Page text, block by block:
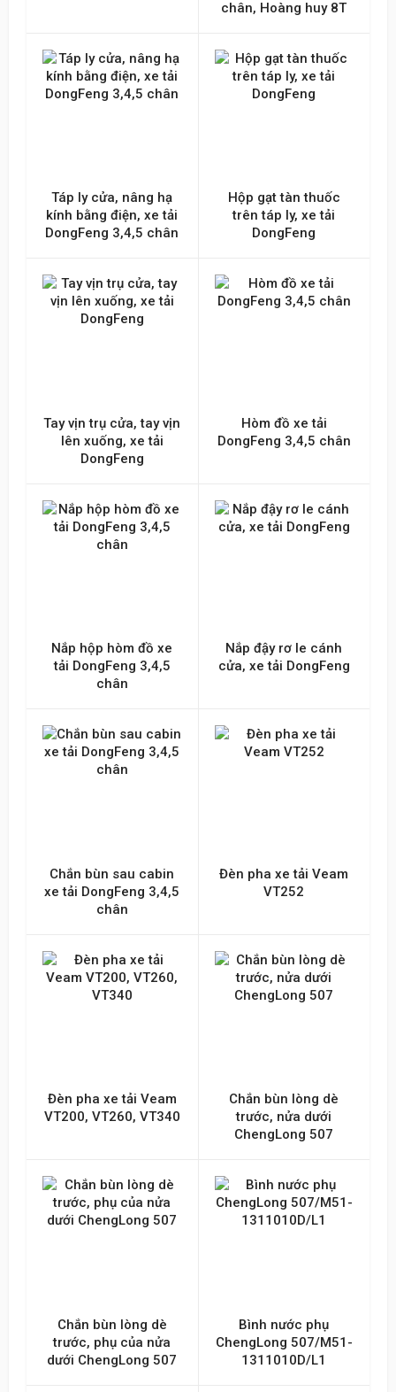
chân, Hoàng huy 8T
Táp ly cửa, nâng hạ
kính bằng điện, xe tải
DongFeng 3,4,5 chân
Hộp gạt tàn thuốc
trên táp ly, xe tải
DongFeng
Tay vịn trụ cửa, tay vịn
lên xuống, xe tải
DongFeng
Hòm đồ xe tải
DongFeng 3,4,5 chân
Nắp hộp hòm đồ xe
tải DongFeng 3,4,5
chân
Nắp đậy rơ le cánh
cửa, xe tải DongFeng
Chắn bùn sau cabin
xe tải DongFeng 3,4,5
chân
Đèn pha xe tải Veam
VT252
Đèn pha xe tải Veam
VT200, VT260, VT340
Chắn bùn lòng dè
trước, nửa dưới
ChengLong 507
Chắn bùn lòng dè
trước, phụ của nửa
dưới ChengLong 507
Bình nước phụ
ChengLong 507/M51-
1311010D/L1